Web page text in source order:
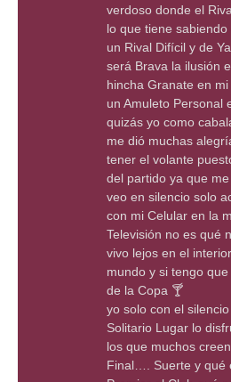
verdoso donde el
lo que tiene
un Rival Difícil y de
será Brava la ilusión
hincha Granate en
un Amuleto Personal
quizás yo como
me dió muchas
tener el volante
del partido ya que
veo en silencio solo
con mi Celular en la
Televisión no es qué
vivo lejos en el
mundo y si tengo
de la Copa 🍸
yo solo con el
Solitario Lugar lo
los que muchos
Final…. Suerte y qué